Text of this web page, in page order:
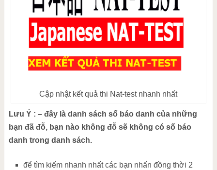
Cập nhật kết quả thi Nat-test nhanh nhất
Lưu Ý : – đây là danh sách số báo danh của những
bạn đã đỗ, bạn nào không đỗ sẽ không có số báo
danh trong danh sách.
để tìm kiếm nhanh nhất các bạn nhấn đồng thời 2